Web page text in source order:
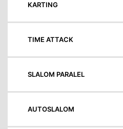
KARTING
TIME ATTACK
SLALOM PARALEL
AUTOSLALOM